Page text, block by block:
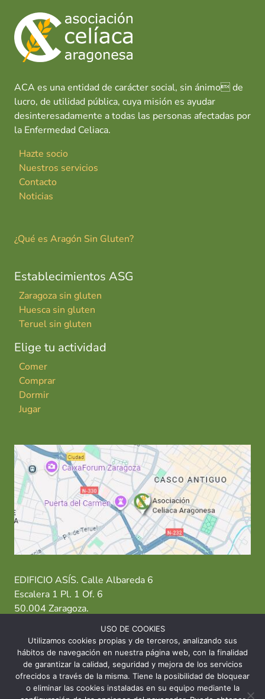
ACA es una entidad de carácter social, sin ánimo de
lucro, de utilidad pública, cuya misión es ayudar
desinteresadamente a todas las personas afectadas por
la Enfermedad Celiaca.
Hazte socio
Nuestros servicios
Contacto
Noticias
¿Qué es Aragón Sin Gluten?
Establecimientos ASG
Zaragoza sin gluten
Huesca sin gluten
Teruel sin gluten
Elige tu actividad
Comer
Comprar
Dormir
Jugar
EDIFICIO ASÍS. Calle Albareda 6
Escalera 1 Pl. 1 Of. 6
50.004 Zaragoza.
T: 976 484 949 M: 635 638 563
Sede Zaragoza·Sede Huesca· Sede Teruel
USO DE COOKIES
Utilizamos cookies propias y de terceros, analizando sus
hábitos de navegación en nuestra página web, con la finalidad
de garantizar la calidad, seguridad y mejora de los servicios
ofrecidos a través de la misma. Tiene la posibilidad de bloquear
o eliminar las cookies instaladas en su equipo mediante la